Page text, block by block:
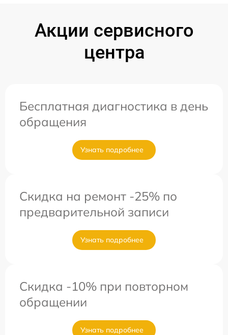
Акции сервисного
центра
Бесплатная диагностика в день
обращения
Узнать подробнее
Скидка на ремонт -25% по
предварительной записи
Узнать подробнее
Скидка -10% при повторном
обращении
Узнать подробнее